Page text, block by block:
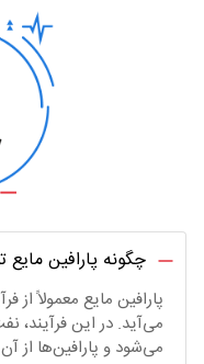
چگونه پارافین
پارافین مایع معمولاً
می‌آید. در این فرآیند،
می‌شود و پارافین‌ها از